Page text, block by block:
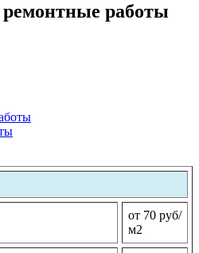
работы
от 70 руб/
м2